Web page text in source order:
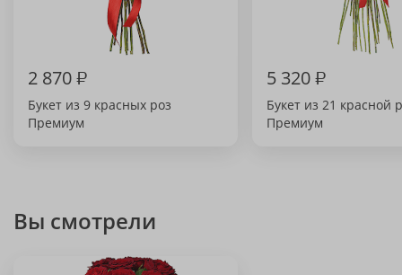
2 870₽
Букет из 9 красных роз
Премиум
5 320₽
Букет из 21 красной
Премиум
Вы смотрели